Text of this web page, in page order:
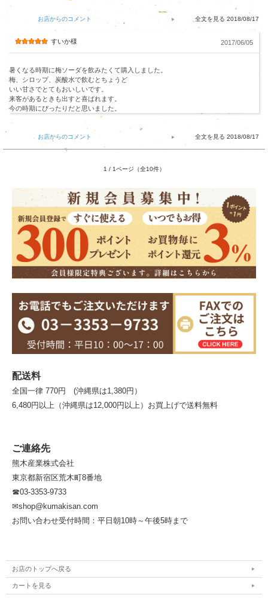
お店からのコメント 2018/08/17
すいか様 2017/06/05
暑くなる時期に梅ソーダを飲みたくて購入しました。
梅、シロップ、炭酸水で飲むとちょうど
いい甘さでとてもおいしいです。
来客があるときも出すと喜ばれます。
今の時期にぴったりだと思いました。
お店からのコメント 2018/08/17
1 / 1ページ（全10件）
配送料
全国一律 770円 (沖縄県は1,380円）
6,480円以上（沖縄県は12,000円以上）お買上げで送料無料
ご連絡先
熊木産業株式会社
東京都新宿区荒木町8番地
☎03-3353-9733
✉shop@kumakisan.com
お問い合わせ受付時間：平日朝10時～午後5時まで
お店のトップへ戻る
カートを見る